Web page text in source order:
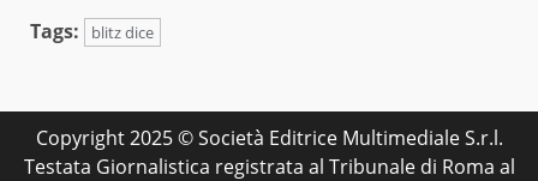
Tags: blitz dice
Copyright 2025 © Società Editrice Multimediale S.r.l.
Testata Giornalistica registrata al Tribunale di Roma al